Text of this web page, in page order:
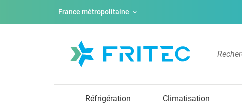
France métropolitaine
Réfrigération Climatisation